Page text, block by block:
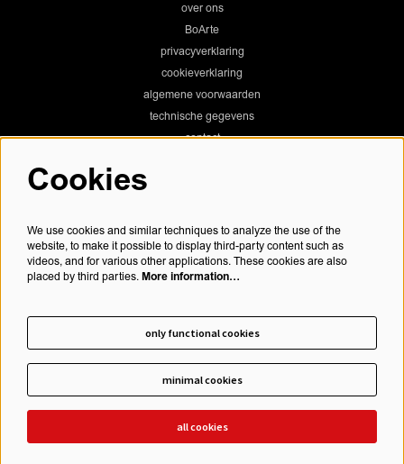
over ons
BoArte
privacyverklaring
cookieverklaring
algemene voorwaarden
technische gegevens
contact
Cookies
We use cookies and similar techniques to analyze the use of the
website, to make it possible to display third-party content such as
videos, and for various other applications. These cookies are also
placed by third parties. More information…
only functional cookies
minimal cookies
all cookies